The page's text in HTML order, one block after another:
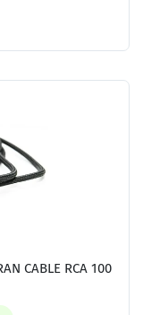
CABLE RCA 100